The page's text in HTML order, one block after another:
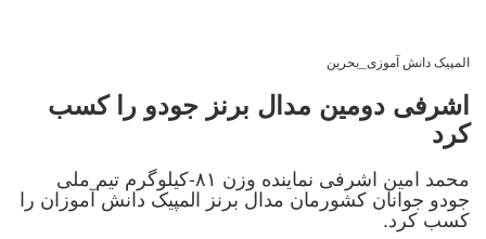
المپیک دانش آموزی_بحرین
اشرفی دومین مدال برنز جودو را کسب
کرد
محمد امین اشرفی نماینده وزن ۸۱-کیلوگرم تیم ملی
جودو جوانان کشورمان مدال برنز المپیک دانش آموزان را
کسب کرد.